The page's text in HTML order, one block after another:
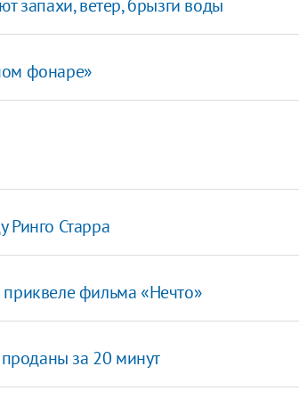
запахи, ветер, брызги воды
фонаре»
Ринго Старра
приквеле фильма «Нечто»
за 20 минут